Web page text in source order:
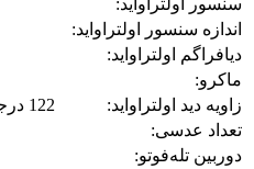
اندازه سنسور اولتراواید:
دیافراگم اولتراواید:
ماکرو:
زاویه دید اولتراواید:
122 درجه
تعداد عدسی:
دوربین تله‌فوتو: